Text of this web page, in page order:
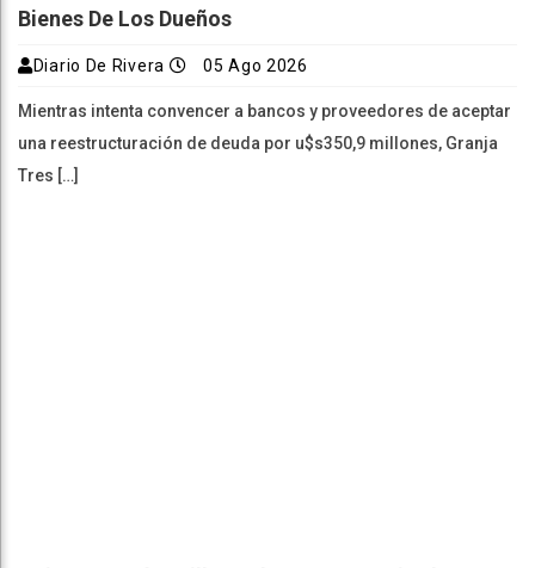
Bienes De Los Dueños
Diario De Rivera 05 Ago 2026
Mientras intenta convencer a bancos y proveedores de aceptar
una reestructuración de deuda por u$s350,9 millones, Granja
Tres […]